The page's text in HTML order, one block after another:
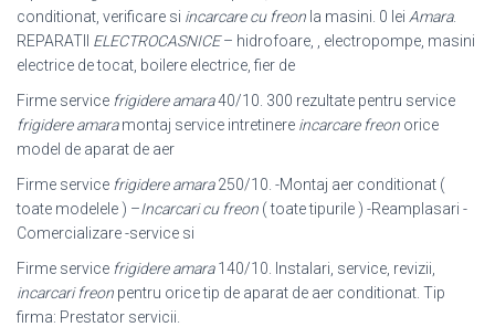
conditionat, verificare si incarcare cu freon la masini. 0 lei Amara.
REPARATII ELECTROCASNICE– hidrofoare, , electropompe, masini
electrice de tocat, boilere electrice, fier de
Firme service frigidere amara40/10. 300 rezultate pentru service
frigidere amaramontaj service intretinere incarcare freon orice
model de aparat de aer
Firme service frigidere amara250/10. -Montaj aer conditionat (
toate modelele ) –Incarcari cu freon ( toate tipurile ) -Reamplasari -
Comercializare -service si
Firme service frigidere amara140/10. Instalari, service, revizii,
incarcari freon pentru orice tip de aparat de aer conditionat. Tip
firma: Prestator servicii.